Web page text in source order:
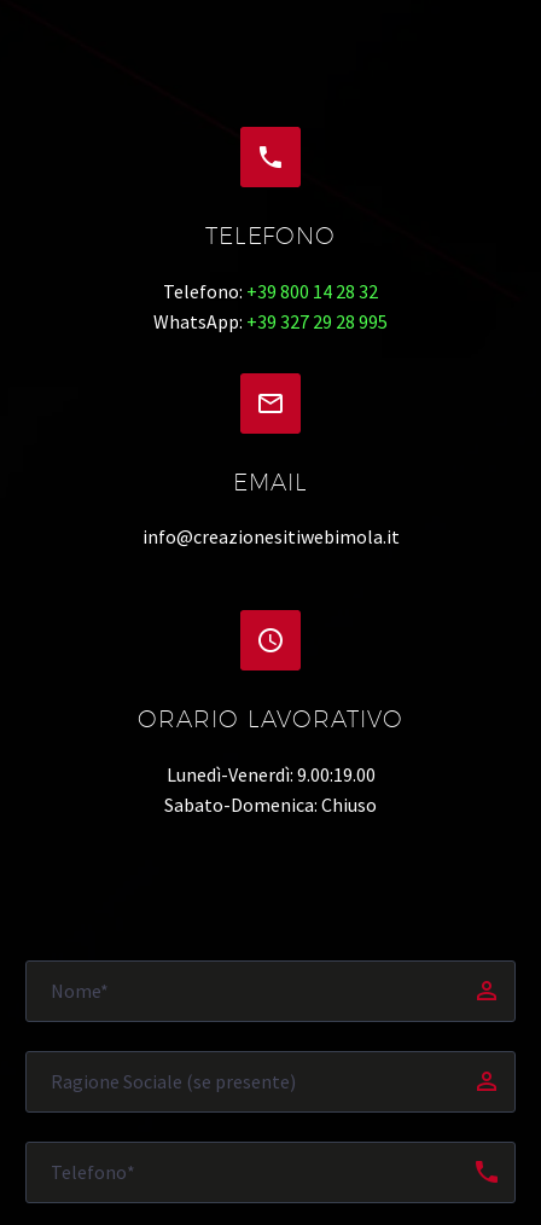


TELEFONO
Telefono: +39 800 14 28 32
WhatsApp: +39 327 29 28 995


EMAIL
info@creazionesitiwebimola.it


ORARIO LAVORATIVO
Lunedì-Venerdì: 9.00:19.00
Sabato-Domenica: Chiuso